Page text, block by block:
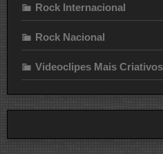
Rock Internacional
Rock Nacional
Videoclipes Mais Criativos